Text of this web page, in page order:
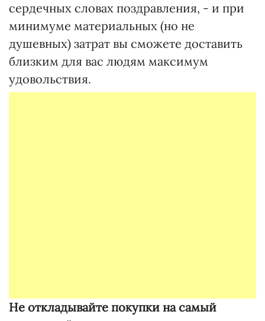
сердечных словах поздравления, - и при
минимуме материальных (но не
душевных) затрат вы сможете доставить
близким для вас людям максимум
удовольствия.
Не откладывайте покупки на самый